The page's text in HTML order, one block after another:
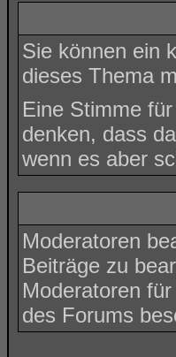
Sie können ein
dieses Thema
Eine Stimme
denken, dass
wenn es aber
Moderatoren
Beiträge zu
Moderatoren
des Forums